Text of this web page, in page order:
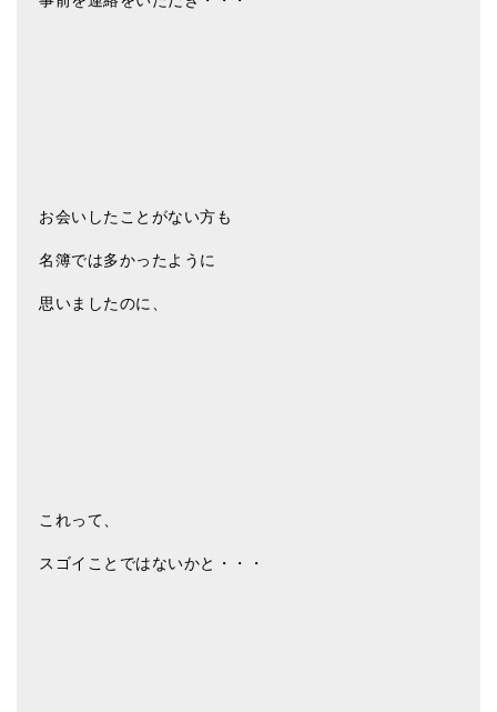
お会いしたことがない方も
名簿では多かったように
思いましたのに、
これって、
スゴイことではないかと・・・